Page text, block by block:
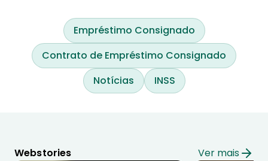
Empréstimo Consignado
Contrato de Empréstimo Consignado
Notícias
INSS
Webstories Ver mais